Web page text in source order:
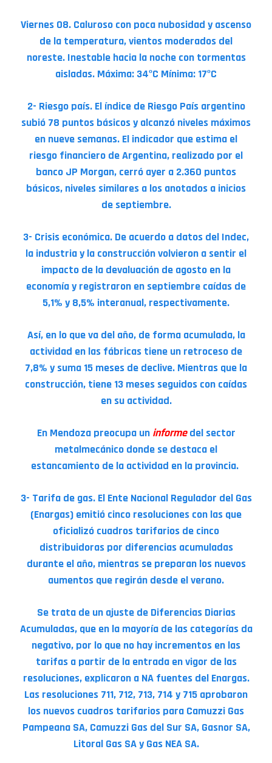
Viernes 08. Caluroso con poca nubosidad y ascenso
de la temperatura, vientos moderados del
noreste. Inestable hacia la noche con tormentas
aisladas. Máxima: 34ºC Mínima: 17ºC
2- Riesgo país. El índice de Riesgo País argentino
subió 78 puntos básicos y alcanzó niveles máximos
en nueve semanas. El indicador que estima el
riesgo financiero de Argentina, realizado por el
banco JP Morgan, cerró ayer a 2.360 puntos
básicos, niveles similares a los anotados a inicios
de septiembre.
3- Crisis económica. De acuerdo a datos del Indec,
la industria y la construcción volvieron a sentir el
impacto de la devaluación de agosto en la
economía y registraron en septiembre caídas de
5,1% y 8,5% interanual, respectivamente.
Así, en lo que va del año, de forma acumulada, la
actividad en las fábricas tiene un retroceso de
7,8% y suma 15 meses de declive. Mientras que la
construcción, tiene 13 meses seguidos con caídas
en su actividad.
En Mendoza preocupa un informedel sector
metalmecánico donde se destaca el
estancamiento de la actividad en la provincia.
3- Tarifa de gas. El Ente Nacional Regulador del Gas
(Enargas) emitió cinco resoluciones con las que
oficializó cuadros tarifarios de cinco
distribuidoras por diferencias acumuladas
durante el año, mientras se preparan los nuevos
aumentos que regirán desde el verano.
Se trata de un ajuste de Diferencias Diarias
Acumuladas, que en la mayoría de las categorías da
negativo, por lo que no hay incrementos en las
tarifas a partir de la entrada en vigor de las
resoluciones, explicaron a NA fuentes del Enargas.
Las resoluciones 711, 712, 713, 714 y 715 aprobaron
los nuevos cuadros tarifarios para Camuzzi Gas
Pampeana SA, Camuzzi Gas del Sur SA, Gasnor SA,
Litoral Gas SA y Gas NEA SA.